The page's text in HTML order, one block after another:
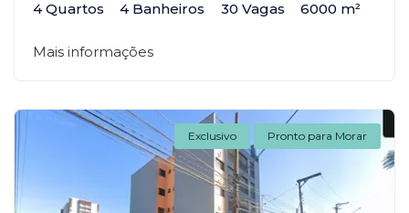
4 Quartos 4 Banheiros 30 Vagas 6000 m²
Mais informações
Exclusivo Pronto para Morar